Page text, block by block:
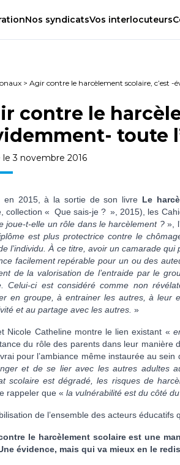
Nos syndicatsVos interlocuteurs
> Agir contre le harcèlement scolaire, c’est -
contre le
toute
le 3 novembre 2016
en 2015, à la sortie de son livre Le
collection « Que sais-je ? », 2015), les
joue-t-elle un rôle dans le harcèlement ?»,
est plus protectrice contre le
l’individu. À ce titre, avoir un camarade
facilement repérable pour un ou des
de la valorisation de l’entraide par le
Celui-ci est considéré comme non
en groupe, à entrainer les autres, à leur
et au partage avec les autres. »
Nicole Catheline montre le lien existant «
du rôle des parents dans leur manière
pour l’ambiance même instaurée au sein
et de se lier avec les autres adultes
scolaire est dégradé, les risques de
rappeler que « la vulnérabilité est du côté
de l’ensemble des acteurs éducatifs
le harcèlement scolaire est une
évidence, mais qui va mieux en le